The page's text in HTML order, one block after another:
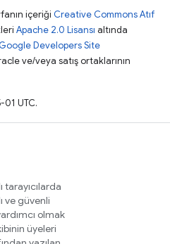
içeriği Creative Commons Atıf
Apache 2.0 Lisansı altında
Google Developers Site
ve/veya satış ortaklarının
UTC.
tarayıcılarda
ve güvenli
olmak
üyeleri